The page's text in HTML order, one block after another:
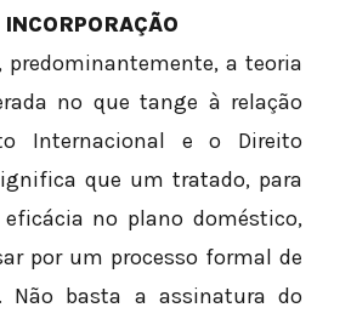
predominantemente, a teoria
no que tange à relação
Internacional e o Direito
que um tratado, para
no plano doméstico,
por um processo formal de
Não basta a assinatura do